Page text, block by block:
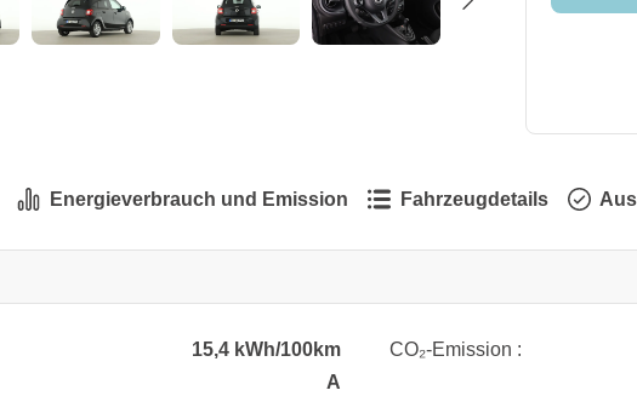
Energieverbrauch und Emission Fahrzeugdetails
15,4 kWh/100km CO₂-Emission :
A